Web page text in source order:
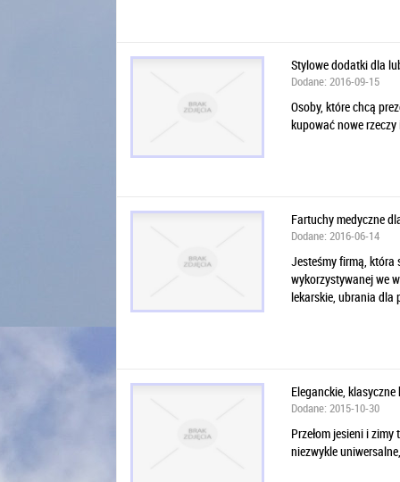
Stylowe dodatki dla
Dodane: 2016-09-15
Osoby, które chcą
kupować nowe
Fartuchy medyczne
Dodane: 2016-06-14
Jesteśmy firmą, która
wykorzystywanej we
lekarskie, ubrania dla
Eleganckie,
Dodane: 2015-10-30
Przełom jesieni i
niezwykle